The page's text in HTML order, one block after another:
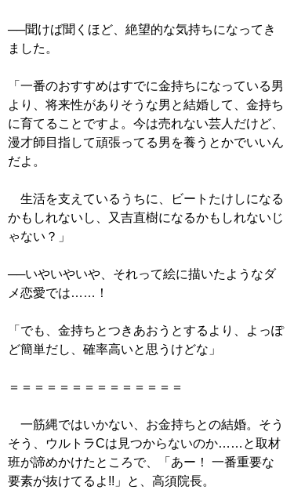
──聞けば聞くほど、絶望的な気持ちになってき
ました。
「一番のおすすめはすでに金持ちになっている男
より、将来性がありそうな男と結婚して、金持ち
に育てることですよ。今は売れない芸人だけど、
漫才師目指して頑張ってる男を養うとかでいいん
だよ。
生活を支えているうちに、ビートたけしになる
かもしれないし、又吉直樹になるかもしれないじ
ゃない？」
──いやいやいや、それって絵に描いたようなダ
メ恋愛では……！
「でも、金持ちとつきあおうとするより、よっぽ
ど簡単だし、確率高いと思うけどな」
＝＝＝＝＝＝＝＝＝＝＝＝＝＝
一筋縄ではいかない、お金持ちとの結婚。そう
そう、ウルトラCは見つからないのか……と取材
班が諦めかけたところで、「あー！ 一番重要な
要素が抜けてるよ!!」と、高須院長。